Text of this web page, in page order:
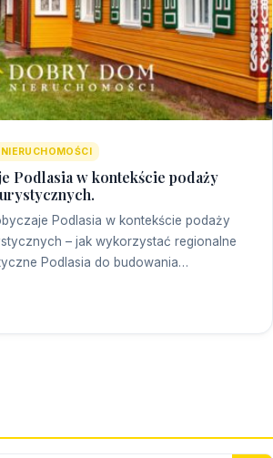
Podlasia w kontekście podaży
Podlasia w kontekście podaży
– jak wykorzystać regionalne
Podlasia do budowania…